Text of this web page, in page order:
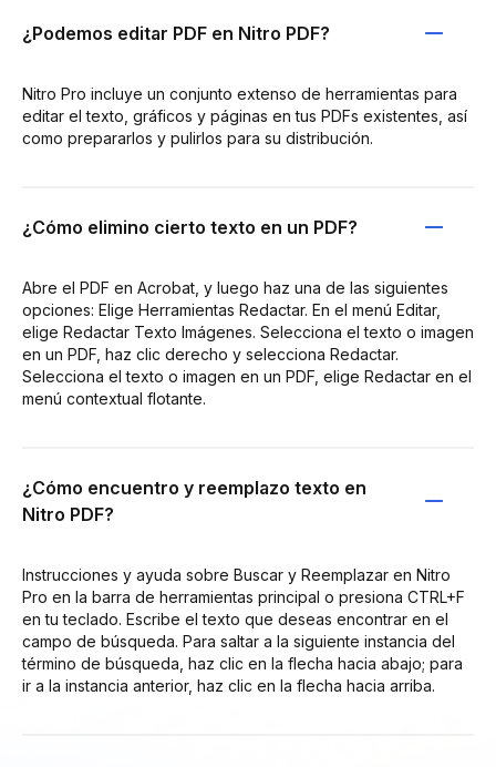
¿Podemos editar PDF en Nitro PDF?
Nitro Pro incluye un conjunto extenso de herramientas para
editar el texto, gráficos y páginas en tus PDFs existentes, así
como prepararlos y pulirlos para su distribución.
¿Cómo elimino cierto texto en un PDF?
Abre el PDF en Acrobat, y luego haz una de las siguientes
opciones: Elige Herramientas Redactar. En el menú Editar,
elige Redactar Texto Imágenes. Selecciona el texto o imagen
en un PDF, haz clic derecho y selecciona Redactar.
Selecciona el texto o imagen en un PDF, elige Redactar en el
menú contextual flotante.
¿Cómo encuentro y reemplazo texto en
Nitro PDF?
Instrucciones y ayuda sobre Buscar y Reemplazar en Nitro
Pro en la barra de herramientas principal o presiona CTRL+F
en tu teclado. Escribe el texto que deseas encontrar en el
campo de búsqueda. Para saltar a la siguiente instancia del
término de búsqueda, haz clic en la flecha hacia abajo; para
ir a la instancia anterior, haz clic en la flecha hacia arriba.